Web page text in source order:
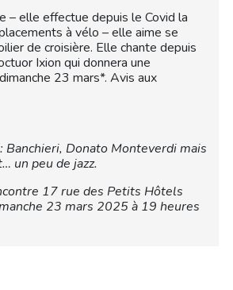
– elle effectue depuis le Covid la
à vélo – elle aime se
de croisière. Elle chante depuis
Ixion qui donnera une
23 mars*. Avis aux
Banchieri, Donato Monteverdi mais
un peu de jazz.
17 rue des Petits Hôtels
23 mars 2025 à 19 heures